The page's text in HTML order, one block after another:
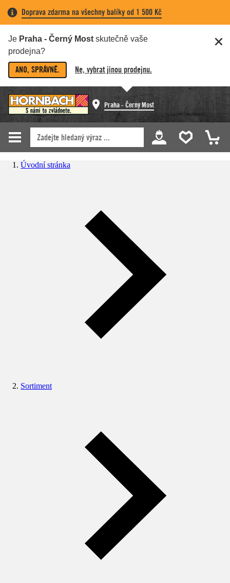
Doprava zdarma na všechny balíky od 1 500 Kč
Je Praha - Černý Most skutečně vaše
prodejna?
ANO, SPRÁVNĚ. Ne, vybrat jinou prodejnu.
Praha - Černý Most
Úvodní stránka
Sortiment